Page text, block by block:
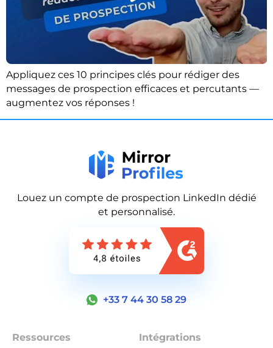
Appliquez ces 10 principes clés pour rédiger des
messages de prospection efficaces et percutants —
augmentez vos réponses !
Louez un compte de prospection LinkedIn dédié
et personnalisé.
+33 7 44 30 58 29
Ressources Intégrations